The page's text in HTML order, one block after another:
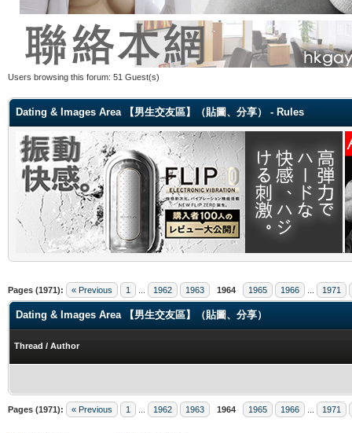
Users browsing this forum: 51 Guest(s)
Dating & Images Area 【男生交友區】（貼圖、分享） - Rules
Pages (1971): « Previous 1 1962 1963 1964 1965 1966 1971
Dating & Images Area 【男生交友區】（貼圖、分享）
Thread / Author
Pages (1971): « Previous 1 1962 1963 1964 1965 1966 1971